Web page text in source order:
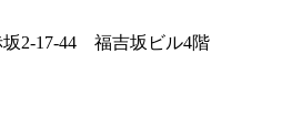
2-17-44 福吉坂ビル4階